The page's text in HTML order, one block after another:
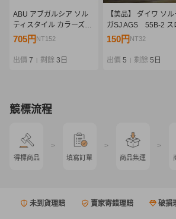
ABU アブガルシア ソル
ティスタイル カラーズ
STCS 905MT AY
705円 NT152
出價 7 剩餘 3日
【美品】 ダイワ ソル
ガSJ AGS 55B-2 ス
ジギング ジギングロ
150円 NT32
出價 5 剩餘 5日
競標流程
得標商品
>
填寫訂單
>
商品集運
>
未到貨理賠 賣家寄錯理賠 破損